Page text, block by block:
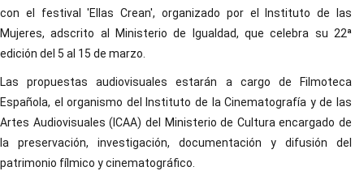
con el festival 'Ellas Crean', organizado por el Instituto de las
Mujeres, adscrito al Ministerio de Igualdad, que celebra su 22ª
edición del 5 al 15 de marzo.
Las propuestas audiovisuales estarán a cargo de Filmoteca
Española, el organismo del Instituto de la Cinematografía y de las
Artes Audiovisuales (ICAA) del Ministerio de Cultura encargado de
la preservación, investigación, documentación y difusión del
patrimonio fílmico y cinematográfico.